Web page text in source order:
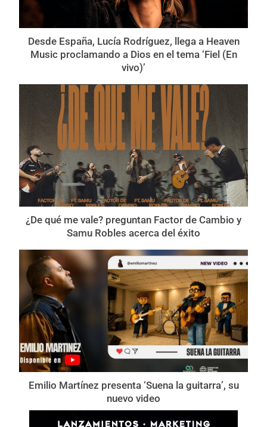
Desde España, Lucía Rodríguez, llega a Heaven
Music proclamando a Dios en el tema ‘Fiel (En
vivo)’
¿De qué me vale? preguntan Factor de Cambio y
Samu Robles acerca del éxito
Emilio Martínez presenta ‘Suena la guitarra’, su
nuevo video